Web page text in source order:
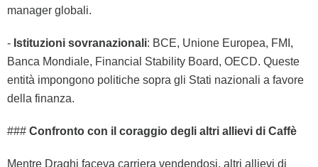
manager globali.
- Istituzioni sovranazionali: BCE, Unione Europea, FMI,
Banca Mondiale, Financial Stability Board, OECD. Queste
entità impongono politiche sopra gli Stati nazionali a favore
della finanza.
### Confronto con il coraggio degli altri allievi di Caffè
Mentre Draghi faceva carriera vendendosi, altri allievi di